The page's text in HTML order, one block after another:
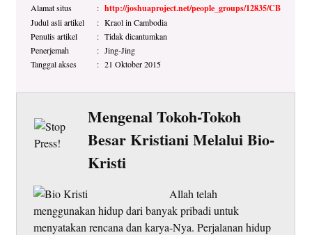
Alamat situs
: http://joshuaproject.net/people_groups/12835/CB
Judul asli artikel : Kraol in Cambodia
Penulis artikel
: Tidak dicantumkan
Penerjemah
: Jing-Jing
Tanggal akses
: 21 Oktober 2015
Mengenal Tokoh-Tokoh
Besar Kristiani Melalui Bio-
Kristi
Allah telah
menggunakan hidup dari banyak pribadi untuk
menyatakan rencana dan karya-Nya. Perjalanan hidup